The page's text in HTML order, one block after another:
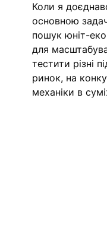
Коли я
основною
пошук юніт-
для
тестити різні
ринок, на
механіки в